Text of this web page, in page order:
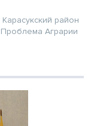
Карасукский район
Проблема Аграрии